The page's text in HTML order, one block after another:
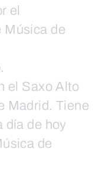
el
Música de
el Saxo Alto
Madrid. Tiene
día de hoy
de